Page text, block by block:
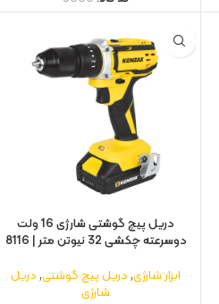
دریل پیچ گوشتی شارژی 16 ولت
دوسرعته چکشی 32 نیوتن متر | 8116
ابزار شارژی,دریل پیچ گوشتی,دریل
شارژی